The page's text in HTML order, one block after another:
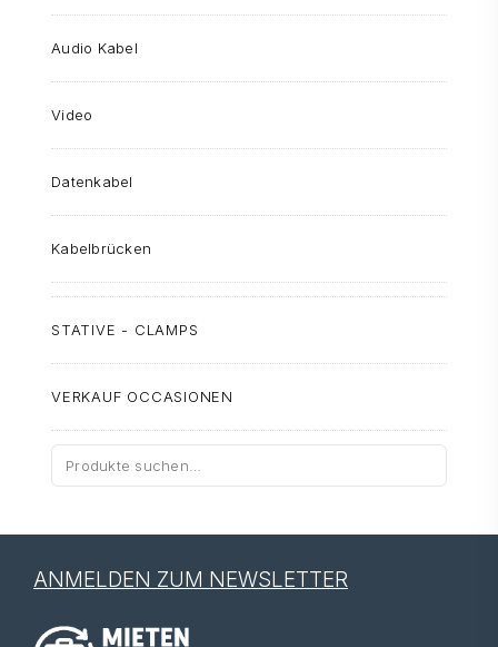
Audio Kabel
Video
Datenkabel
Kabelbrücken
STATIVE - CLAMPS
VERKAUF OCCASIONEN
Suche
nach:
ANMELDEN ZUM NEWSLETTER